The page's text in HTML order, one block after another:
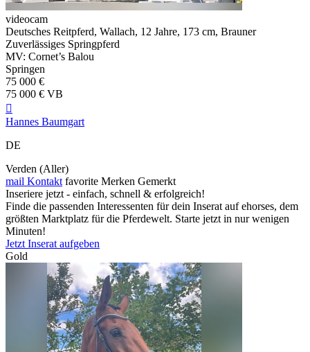
videocam
Deutsches Reitpferd, Wallach, 12 Jahre, 173 cm, Brauner
Zuverlässiges Springpferd
MV: Cornet’s Balou
Springen
75 000 €
75 000 € VB

Hannes Baumgart
DE
Verden (Aller)
mail Kontakt favorite Merken Gemerkt
Inseriere jetzt - einfach, schnell & erfolgreich!
Finde die passenden Interessenten für dein Inserat auf ehorses, dem
größten Marktplatz für die Pferdewelt. Starte jetzt in nur wenigen
Minuten!
Jetzt Inserat aufgeben
Gold